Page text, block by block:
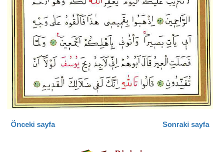
Önceki sayfa Sonraki sayfa